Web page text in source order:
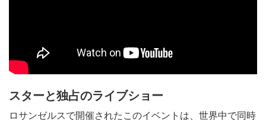
スターと独占のライブショー
ロサンゼルスで開催されたこのイベントは、世界中で同時